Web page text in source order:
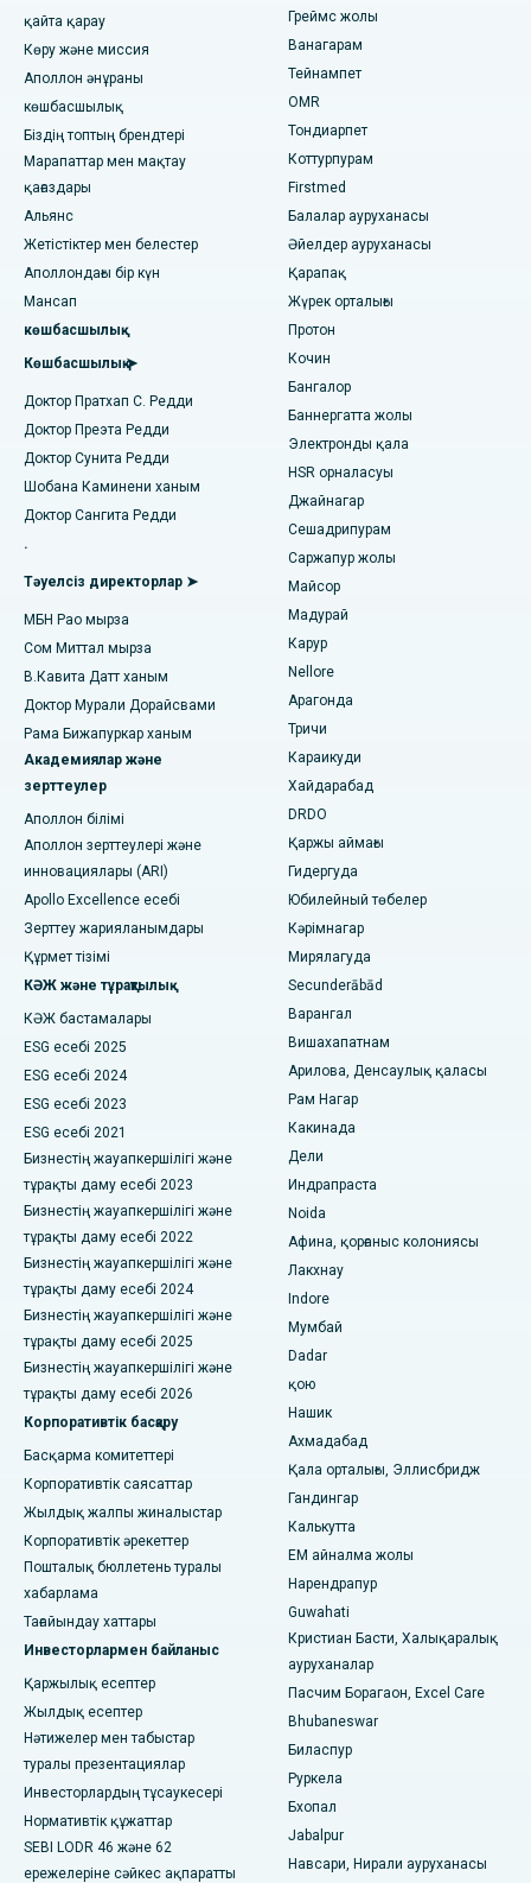
Тіс дәрігерін табыңыз
Педиатриялық маманды табыңыз
Дерматологты табыңыз
Урологты табыңыз
Диабетологты табыңыз
Гинекологты табыңыз
Жалпы дәрігерді табыңыз
Психологты табыңыз
Жалпы хирургты табыңыз
Гувахати штатындағы Пасчим Борагаондағы ең үздік
Ченнайдағы PH Road-тағы ең үздік аурухана
Ченнайдағы Мысан Лайтс қаласындағы ең үздік жүрек
орталығы
Тондиарпеттегі, Ченнайдағы ең үздік аурухана
Коттурпурамдағы, Ченнайдағы ең жақсы аурухана
Карапаккамдағы, Ченнайдағы ең үздік аурухана
Ариловадағы, Визагтағы ең үздік аурухана
Лакхнаудағы Канпур жолындағы ең жақсы аурухана
Нойдадағы 26-сектордағы ең үздік аурухана
Ахмедабадтағы Гандинагардағы ең жақсы аурухана
Арагонда, Андхра-Прадештегі ең үздік аурухана
Бангалордағы Баннергхатта жолындағы ең жақсы
аурухана
Бхубанешвардағы 15-бөлімшедегі ең үздік аурухана
Биласпурдағы Сипат жолындағы ең жақсы аурухана
Ахмедабадтағы Эллисбридждегі ең үздік аурухана
Нью-Делидегі ең үздік аурухана
DRDO, Хайдарабадтағы ең үздік аурухана
Гувахати штатындағы GS Road қаласындағы ең үздік
Хайдарабадтағы Хайдарабадтағы ең үздік аурухана
Виджай Нагардағы, Индордағы ең үздік аурухана
Сурьяраопета негізгі жолындағы, Какинададағы ең жақсы
аурухана
Канал айналма жолындағы ең жақсы аурухана, Калькутта
Белапур, Нави Мумбайдағы ең үздік аурухана
Панчаватидегі, Нашиктегі ең үздік аурухана
Хайдарабадтағы, Секундерабадтағы ең жақсы аурухана
Сешадрипурамдағы ең жақсы аурухана, Бангалор
Уолтаир Мейн Роудтағы, Вишакхапатнамдағы ең жақсы
аурухана
Субхаш Нагар жолындағы ең жақсы аурухана, Каримнагар
Манагаридегі ең жақсы аурухана, Карайкуди
Арепаллидегі, Варангалдағы ең жақсы аурухана
Бхопалдағы Арера колониясындағы ең үздік аурухана
Джайнагардағы ең жақсы аурухана, Бангалор
Мадурайдағы, КК Нагардағы ең жақсы аурухана
Рамджи Нагардағы ең жақсы аурухана, Неллор
19-сектордағы ең жақсы аурухана, Руркела
Гастрэктомия жеңімен
Ласик хирургиясы
липосакция
Коронарлық ангиограф
Транскатетерлік қолқа клапанын ауыстыру
MitraClip клапанын жөндеу
Ең аз инвазивті кардиохирургия
Катетер абляциясы
ACL қалпына келтіру хирургиясы
Жатыр артериясының эмболизациясы
Аналық бездің цистэктомиясы
Сүт безі қатерлі ісігінің хирургиясы
Брахитерапия
колоноскопия
Deep Brain Stimulation
Перитонеальді диализ
Бүйрек биопсиясы
Паратиреодэктомия
Циторедуктивті хирургия
Керамикалық толық тізе ауыстыру
ERCP
қайта қарау
Көру және миссия
Аполлон әнұраны
көшбасшылық
Біздің топтың брендтері
Марапаттар мен мақтау
қағаздары
Альянс
Жетістіктер мен белестер
Аполлондағы бір күн
Мансап
көшбасшылық
Көшбасшылық ➤
Доктор Пратхап С. Редди
Доктор Преэта Редди
Доктор Сунита Редди
Шобана Каминени ханым
Доктор Сангита Редди
.
Тәуелсіз директорлар ➤
МБН Рао мырза
Сом Миттал мырза
В.Кавита Датт ханым
Доктор Мурали Дорайсвами
Рама Бижапуркар ханым
Академиялар және
зерттеулер
Аполлон білімі
Аполлон зерттеулері және
инновациялары (ARI)
Apollo Excellence есебі
Зерттеу жарияланымдары
Құрмет тізімі
КӘЖ және тұрақтылық
КӘЖ бастамалары
ESG есебі 2025
ESG есебі 2024
ESG есебі 2023
ESG есебі 2021
Бизнестің жауапкершілігі және
тұрақты даму есебі 2023
Бизнестің жауапкершілігі және
тұрақты даму есебі 2022
Бизнестің жауапкершілігі және
тұрақты даму есебі 2024
Бизнестің жауапкершілігі және
тұрақты даму есебі 2025
Бизнестің жауапкершілігі және
тұрақты даму есебі 2026
Корпоративтік басқару
Басқарма комитеттері
Корпоративтік саясаттар
Жылдық жалпы жиналыстар
Корпоративтік әрекеттер
Пошталық бюллетень туралы
хабарлама
Тағайындау хаттары
Инвесторлармен байланыс
Қаржылық есептер
Жылдық есептер
Нәтижелер мен табыстар
туралы презентациялар
Инвесторлардың тұсаукесері
Нормативтік құжаттар
SEBI LODR 46 және 62
ережелеріне сәйкес ақпаратты
Греймс жолы
Ванагарам
Тейнампет
OMR
Тондиарпет
Коттурпурам
Firstmed
Балалар ауруханасы
Әйелдер ауруханасы
Қарапақ
Жүрек орталығы
Протон
Кочин
Бангалор
Баннергатта жолы
Электронды қала
HSR орналасуы
Джайнагар
Сешадрипурам
Саржапур жолы
Майсор
Мадурай
Карур
Nellore
Арагонда
Тричи
Караикуди
Хайдарабад
DRDO
Қаржы аймағы
Гидергуда
Юбилейный төбелер
Кәрімнагар
Мирялагуда
Secunderābād
Варангал
Вишахапатнам
Арилова, Денсаулық қаласы
Рам Нагар
Какинада
Дели
Индрапраста
Noida
Афина, қорғаныс колониясы
Лакхнау
Indore
Мумбай
Dadar
қою
Нашик
Ахмадабад
Қала орталығы, Эллисбридж
Гандингар
Калькутта
EM айналма жолы
Нарендрапур
Guwahati
Кристиан Басти, Халықаралық
ауруханалар
Пасчим Борагаон, Excel Care
Bhubaneswar
Биласпур
Руркела
Бхопал
Jabalpur
Навсари, Нирали ауруханасы